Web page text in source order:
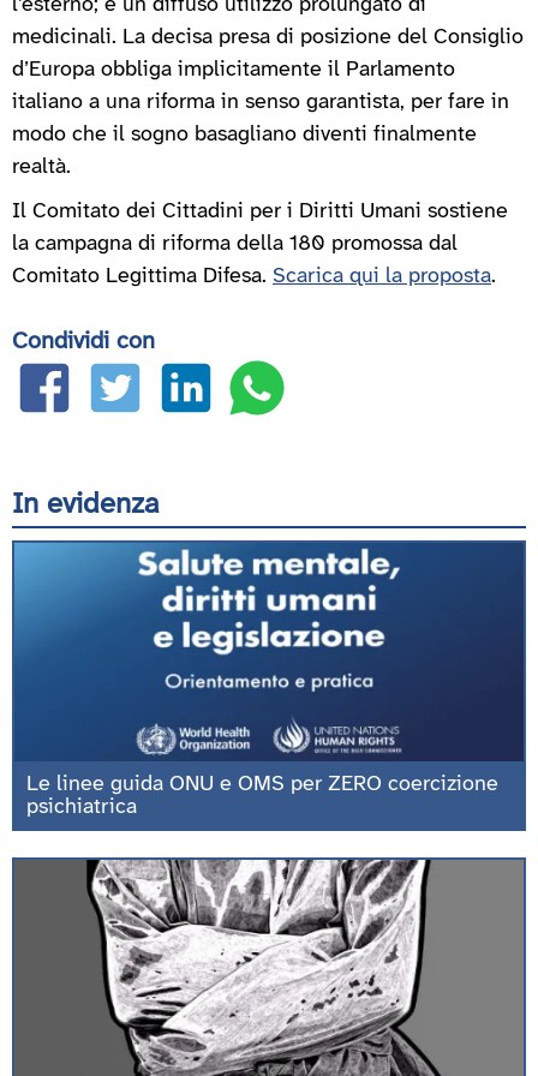
l’esterno; e un diffuso utilizzo prolungato di
medicinali. La decisa presa di posizione del Consiglio
d’Europa obbliga implicitamente il Parlamento
italiano a una riforma in senso garantista, per fare in
modo che il sogno basagliano diventi finalmente
realtà.
Il Comitato dei Cittadini per i Diritti Umani sostiene
la campagna di riforma della 180 promossa dal
Comitato Legittima Difesa. Scarica qui la proposta.
Condividi con
In evidenza
Le linee guida ONU e OMS per ZERO coercizione
psichiatrica